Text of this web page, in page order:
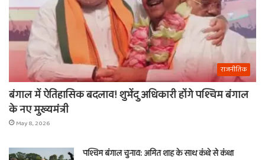
राजनीतिक
बंगाल में ऐतिहासिक बदलाव! शुभेंदु अधिकारी होंगे पश्चिम बंगाल
के नए मुख्यमंत्री
May 8, 2026
पश्चिम बंगाल चुनाव: अमित शाह के साथ कंधे से कंधा